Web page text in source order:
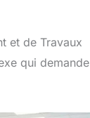
et de Travaux
qui demande